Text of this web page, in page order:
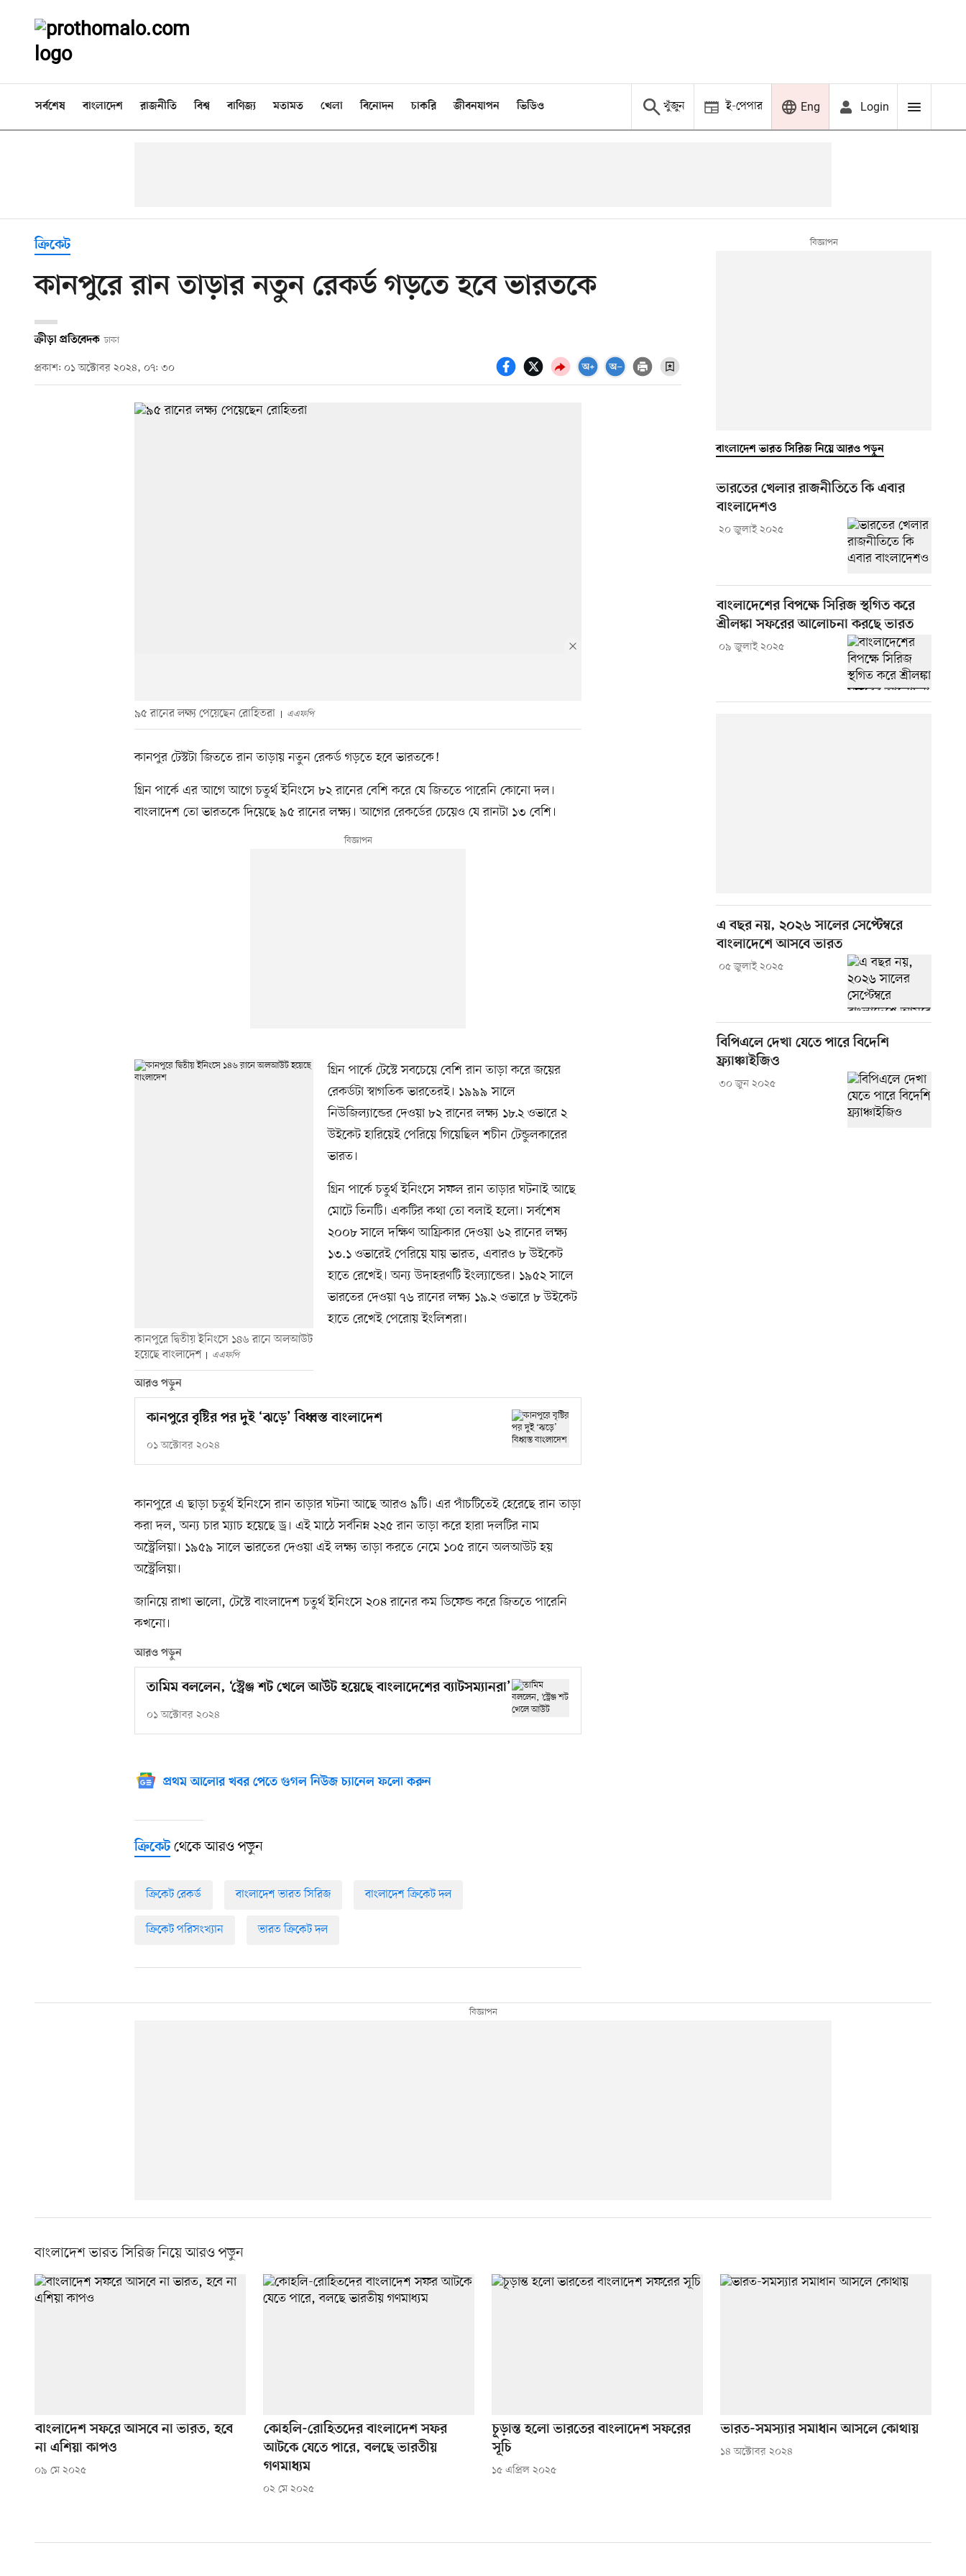
সর্বশেষ বাংলাদেশ রাজনীতি বিশ্ব বাণিজ্য মতামত খেলা বিনোদন চাকরি জীবনযাপন ভিডিও খুঁজুন ই-পেপার Eng Login
ক্রিকেট
কানপুরে রান তাড়ার নতুন রেকর্ড গড়তে হবে ভারতকে
ক্রীড়া প্রতিবেদক ঢাকা
প্রকাশ: ০১ অক্টোবর ২০২৪, ০৭: ৩০
৯৫ রানের লক্ষ্য পেয়েছেন রোহিতরা এএফপি
কানপুর টেস্টটা জিততে রান তাড়ায় নতুন রেকর্ড গড়তে হবে ভারতকে!
গ্রিন পার্কে এর আগে আগে চতুর্থ ইনিংসে ৮২ রানের বেশি করে যে জিততে পারেনি কোনো দল।
বাংলাদেশ তো ভারতকে দিয়েছে ৯৫ রানের লক্ষ্য। আগের রেকর্ডের চেয়েও যে রানটা ১৩ বেশি।
কানপুরে দ্বিতীয় ইনিংসে ১৪৬ রানে অলআউট
হয়েছে বাংলাদেশ
এএফপি
গ্রিন পার্কে টেস্টে সবচেয়ে বেশি রান তাড়া করে জয়ের
রেকর্ডটা স্বাগতিক ভারতেরই। ১৯৯৯ সালে
নিউজিল্যান্ডের দেওয়া ৮২ রানের লক্ষ্য ১৮.২ ওভারে ২
উইকেট হারিয়েই পেরিয়ে গিয়েছিল শচীন টেন্ডুলকারের
ভারত।
গ্রিন পার্কে চতুর্থ ইনিংসে সফল রান তাড়ার ঘটনাই আছে
মোটে তিনটি। একটির কথা তো বলাই হলো। সর্বশেষ
২০০৮ সালে দক্ষিণ আফ্রিকার দেওয়া ৬২ রানের লক্ষ্য
১৩.১ ওভারেই পেরিয়ে যায় ভারত, এবারও ৮ উইকেট
হাতে রেখেই। অন্য উদাহরণটি ইংল্যান্ডের। ১৯৫২ সালে
ভারতের দেওয়া ৭৬ রানের লক্ষ্য ১৯.২ ওভারে ৮ উইকেট
হাতে রেখেই পেরোয় ইংলিশরা।
আরও পড়ুন
কানপুরে বৃষ্টির পর দুই ‘ঝড়ে’ বিধ্বস্ত বাংলাদেশ
০১ অক্টোবর ২০২৪
কানপুরে এ ছাড়া চতুর্থ ইনিংসে রান তাড়ার ঘটনা আছে আরও ৯টি। এর পাঁচটিতেই হেরেছে রান তাড়া
করা দল, অন্য চার ম্যাচ হয়েছে ড্র। এই মাঠে সর্বনিম্ন ২২৫ রান তাড়া করে হারা দলটির নাম
অস্ট্রেলিয়া। ১৯৫৯ সালে ভারতের দেওয়া এই লক্ষ্য তাড়া করতে নেমে ১০৫ রানে অলআউট হয়
অস্ট্রেলিয়া।
জানিয়ে রাখা ভালো, টেস্টে বাংলাদেশ চতুর্থ ইনিংসে ২০৪ রানের কম ডিফেন্ড করে জিততে পারেনি
কখনো।
আরও পড়ুন
তামিম বললেন, ‘স্ট্রেঞ্জ শট খেলে আউট হয়েছে বাংলাদেশের ব্যাটসম্যানরা’
০১ অক্টোবর ২০২৪
প্রথম আলোর খবর পেতে গুগল নিউজ চ্যানেল ফলো করুন
ক্রিকেটথেকে আরও পড়ুন
ক্রিকেট রেকর্ড বাংলাদেশ ভারত সিরিজ বাংলাদেশ ক্রিকেট দল
ক্রিকেট পরিসংখ্যান ভারত ক্রিকেট দল
বাংলাদেশ ভারত সিরিজ নিয়ে আরও পড়ুন
ভারতের খেলার রাজনীতিতে কি এবার
বাংলাদেশও
২০ জুলাই ২০২৫
বাংলাদেশের বিপক্ষে সিরিজ স্থগিত করে
শ্রীলঙ্কা সফরের আলোচনা করছে ভারত
০৯ জুলাই ২০২৫
এ বছর নয়, ২০২৬ সালের সেপ্টেম্বরে
বাংলাদেশে আসবে ভারত
০৫ জুলাই ২০২৫
বিপিএলে দেখা যেতে পারে বিদেশি
ফ্র্যাঞ্চাইজিও
৩০ জুন ২০২৫
বাংলাদেশ ভারত সিরিজ নিয়ে আরও পড়ুন
বাংলাদেশ সফরে আসবে না ভারত, হবে
না এশিয়া কাপও
০৯ মে ২০২৫
কোহলি-রোহিতদের বাংলাদেশ সফর
আটকে যেতে পারে, বলছে ভারতীয়
গণমাধ্যম
০২ মে ২০২৫
চূড়ান্ত হলো ভারতের বাংলাদেশ সফরের
সূচি
১৫ এপ্রিল ২০২৫
ভারত-সমস্যার সমাধান আসলে কোথায়
১৪ অক্টোবর ২০২৪